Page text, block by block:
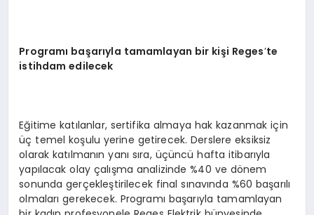
Programı başarıyla tamamlayan bir kişi Reges’te
istihdam edilecek
Eğitime katılanlar, sertifika almaya hak kazanmak için
üç temel koşulu yerine getirecek. Derslere eksiksiz
olarak katılmanın yanı sıra, üçüncü hafta itibarıyla
yapılacak olay çalışma analizinde %40 ve dönem
sonunda gerçekleştirilecek final sınavında %60 başarılı
olmaları gerekecek. Programı başarıyla tamamlayan